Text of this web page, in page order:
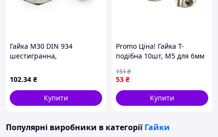
Гайка М30 DIN 934
шестигранна,
102.34 ₴
Купити
Promo Ціна! Гайка Т-
подібна 10шт, M5 для 6мм
профілю 20 серії - тільки
на ZaGrosh.com.ua
53 ₴
151₴
Купити
Популярні виробники в категорії Гайки